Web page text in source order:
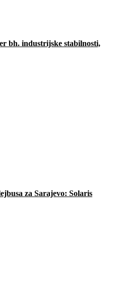
bh. industrijske stabilnosti,
za Sarajevo: Solaris